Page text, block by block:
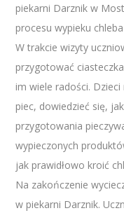
piekarni Darznik w
procesu wypieku
W trakcie wizyty
przygotować
im wiele radości.
piec, dowiedzieć się,
przygotowania
wypieczonych
jak prawidłowo kroić
Na zakończenie
w piekarni Darznik.